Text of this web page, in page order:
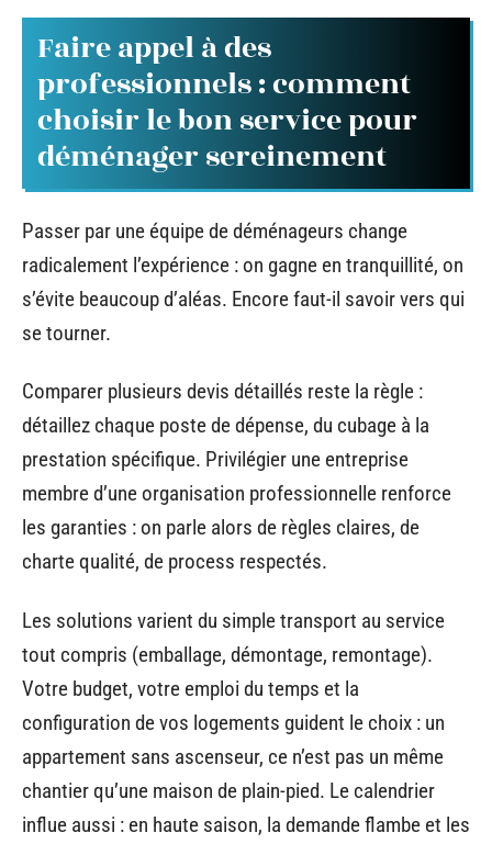
Faire appel à des
professionnels : comment
choisir le bon service pour
déménager sereinement
Passer par une équipe de déménageurs change
radicalement l’expérience : on gagne en tranquillité, on
s’évite beaucoup d’aléas. Encore faut-il savoir vers qui
se tourner.
Comparer plusieurs devis détaillés reste la règle :
détaillez chaque poste de dépense, du cubage à la
prestation spécifique. Privilégier une entreprise
membre d’une organisation professionnelle renforce
les garanties : on parle alors de règles claires, de
charte qualité, de process respectés.
Les solutions varient du simple transport au service
tout compris (emballage, démontage, remontage).
Votre budget, votre emploi du temps et la
configuration de vos logements guident le choix : un
appartement sans ascenseur, ce n’est pas un même
chantier qu’une maison de plain-pied. Le calendrier
influe aussi : en haute saison, la demande flambe et les